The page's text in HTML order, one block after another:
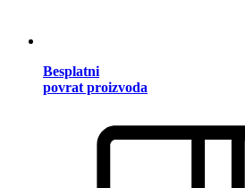
Besplatni
povrat proizvoda